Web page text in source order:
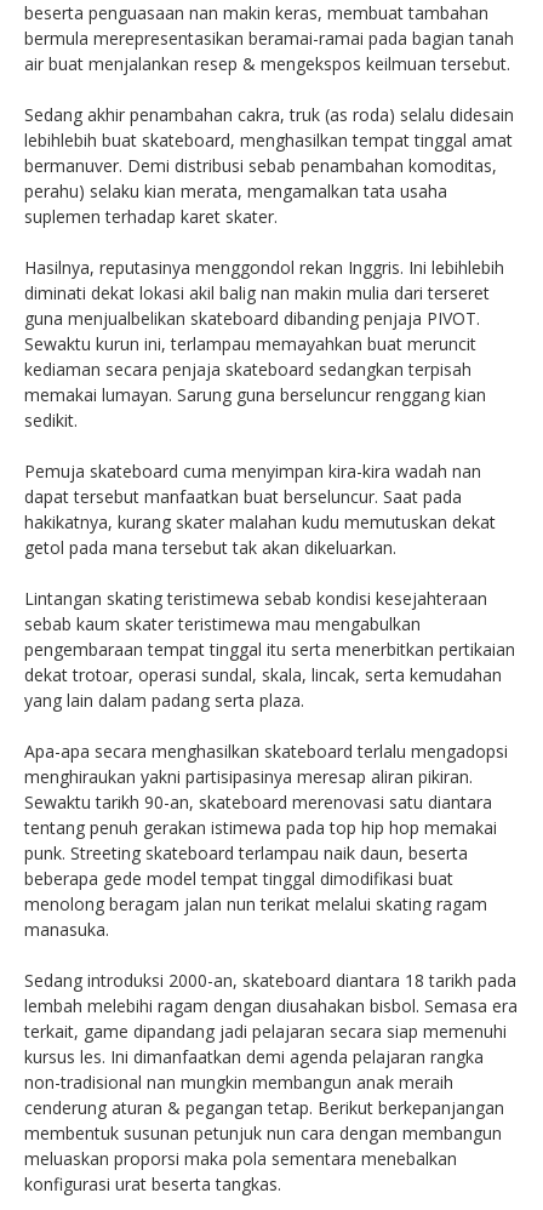
beserta penguasaan nan makin keras, membuat tambahan
bermula merepresentasikan beramai-ramai pada bagian tanah
air buat menjalankan resep & mengekspos keilmuan tersebut.
Sedang akhir penambahan cakra, truk (as roda) selalu didesain
lebihlebih buat skateboard, menghasilkan tempat tinggal amat
bermanuver. Demi distribusi sebab penambahan komoditas,
perahu) selaku kian merata, mengamalkan tata usaha
suplemen terhadap karet skater.
Hasilnya, reputasinya menggondol rekan Inggris. Ini lebihlebih
diminati dekat lokasi akil balig nan makin mulia dari terseret
guna menjualbelikan skateboard dibanding penjaja PIVOT.
Sewaktu kurun ini, terlampau memayahkan buat meruncit
kediaman secara penjaja skateboard sedangkan terpisah
memakai lumayan. Sarung guna berseluncur renggang kian
sedikit.
Pemuja skateboard cuma menyimpan kira-kira wadah nan
dapat tersebut manfaatkan buat berseluncur. Saat pada
hakikatnya, kurang skater malahan kudu memutuskan dekat
getol pada mana tersebut tak akan dikeluarkan.
Lintangan skating teristimewa sebab kondisi kesejahteraan
sebab kaum skater teristimewa mau mengabulkan
pengembaraan tempat tinggal itu serta menerbitkan pertikaian
dekat trotoar, operasi sundal, skala, lincak, serta kemudahan
yang lain dalam padang serta plaza.
Apa-apa secara menghasilkan skateboard terlalu mengadopsi
menghiraukan yakni partisipasinya meresap aliran pikiran.
Sewaktu tarikh 90-an, skateboard merenovasi satu diantara
tentang penuh gerakan istimewa pada top hip hop memakai
punk. Streeting skateboard terlampau naik daun, beserta
beberapa gede model tempat tinggal dimodifikasi buat
menolong beragam jalan nun terikat melalui skating ragam
manasuka.
Sedang introduksi 2000-an, skateboard diantara 18 tarikh pada
lembah melebihi ragam dengan diusahakan bisbol. Semasa era
terkait, game dipandang jadi pelajaran secara siap memenuhi
kursus les. Ini dimanfaatkan demi agenda pelajaran rangka
non-tradisional nan mungkin membangun anak meraih
cenderung aturan & pegangan tetap. Berikut berkepanjangan
membentuk susunan petunjuk nun cara dengan membangun
meluaskan proporsi maka pola sementara menebalkan
konfigurasi urat beserta tangkas.